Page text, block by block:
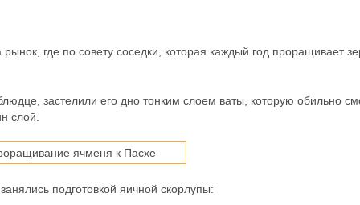
где по совету соседки, которая каждый год проращивает
застелили его дно тонким слоем ваты, которую обильно
слой.
подготовкой яичной скорлупы: